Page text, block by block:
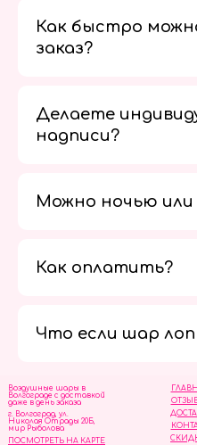
Как быстро
заказ?
Делаете
надписи?
Можно ночью
Как оплатить?
Что если шар
Воздушные шары в
Волгограде с доставкой
даже в день заказа
г. Волгоград, ул.
Николая Отрады 20Б,
мир Рыболова
ПОСМОТРЕТЬ НА КАРТЕ